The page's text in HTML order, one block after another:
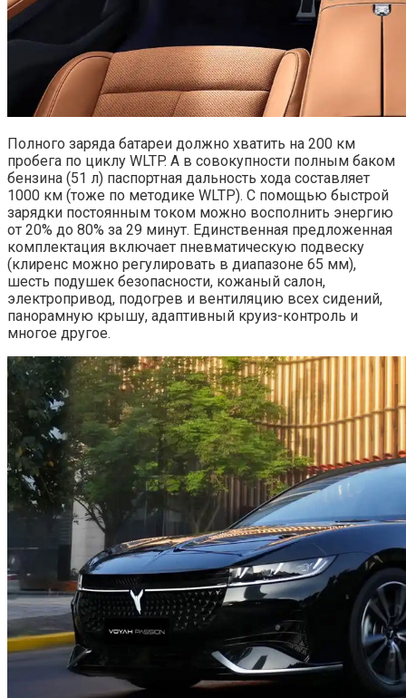
Полного заряда батареи должно хватить на 200 км
пробега по циклу WLTP. А в совокупности полным баком
бензина (51 л) паспортная дальность хода составляет
1000 км (тоже по методике WLTP). С помощью быстрой
зарядки постоянным током можно восполнить энергию
от 20% до 80% за 29 минут. Единственная предложенная
комплектация включает пневматическую подвеску
(клиренс можно регулировать в диапазоне 65 мм),
шесть подушек безопасности, кожаный салон,
электропривод, подогрев и вентиляцию всех сидений,
панорамную крышу, адаптивный круиз-контроль и
многое другое.